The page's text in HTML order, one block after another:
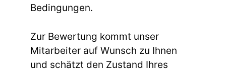
Bedingungen.
Zur Bewertung kommt unser
Mitarbeiter auf Wunsch zu Ihnen
und schätzt den Zustand Ihres